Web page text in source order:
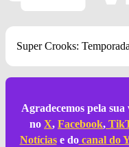
Super Crooks:
Agradecemos pela
no X, Facebook,
Notíciase docanal do